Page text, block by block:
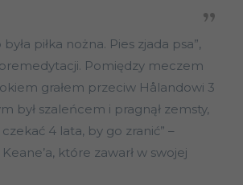
była piłka nożna. Pies zjada psa”,
Pomiędzy meczem
grałem przeciw Hålandowi 3
był szaleńcem i pragnął zemsty,
4 lata, by go zranić” –
które zawarł w swojej